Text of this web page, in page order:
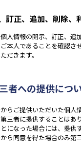
訂正、追加、削除、
人情報の開示、訂正、追
本人であることを確認さ
だきます。
者への提供につ
らご提供いただいた個人
三者に提供することはあ
になった場合には、提供
ら同意を得た場合のみ第